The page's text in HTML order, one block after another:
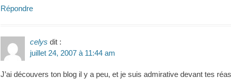
Répondre
celys dit :
juillet 24, 2007 à 11:44 am
J’ai découvers ton blog il y a peu, et je suis admirative devant tes